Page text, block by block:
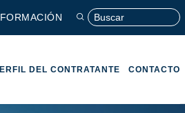
DEL CONTRATANTE CONTACTO